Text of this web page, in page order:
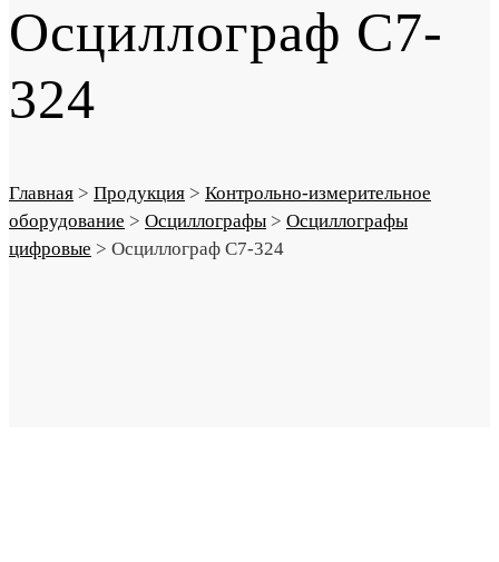
Осциллограф С7-
324
Главная > Продукция > Контрольно-измерительное
оборудование > Осциллографы > Осциллографы
цифровые > Осциллограф С7-324